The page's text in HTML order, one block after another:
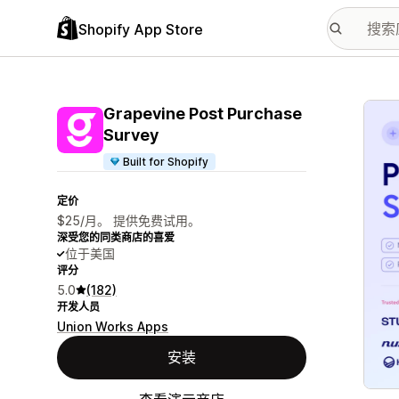
Shopify App Store
Grapevine Post Purchase
Survey
Built for Shopify
定价
$25/月。 提供免费试用。
深受您的同类商店的喜爱
位于美国
评分
5.0 (182)
开发人员
Union Works Apps
安装
配图